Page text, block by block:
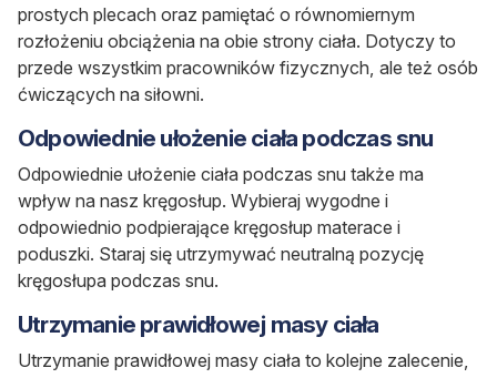
prostych plecach oraz pamiętać o równomiernym
rozłożeniu obciążenia na obie strony ciała. Dotyczy to
przede wszystkim pracowników fizycznych, ale też osób
ćwiczących na siłowni.
Odpowiednie ułożenie ciała podczas snu
Odpowiednie ułożenie ciała podczas snu także ma
wpływ na nasz kręgosłup. Wybieraj wygodne i
odpowiednio podpierające kręgosłup materace i
poduszki. Staraj się utrzymywać neutralną pozycję
kręgosłupa podczas snu.
Utrzymanie prawidłowej masy ciała
Utrzymanie prawidłowej masy ciała to kolejne zalecenie,